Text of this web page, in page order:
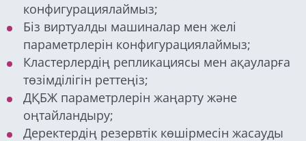
конфигурациялаймыз;
Біз виртуалды машиналар мен желі
параметрлерін конфигурациялаймыз;
Кластерлердің репликациясы мен ақауларға
төзімділігін реттеңіз;
ДҚБЖ параметрлерін жаңарту және
оңтайландыру;
Деректердің резервтік көшірмесін жасауды